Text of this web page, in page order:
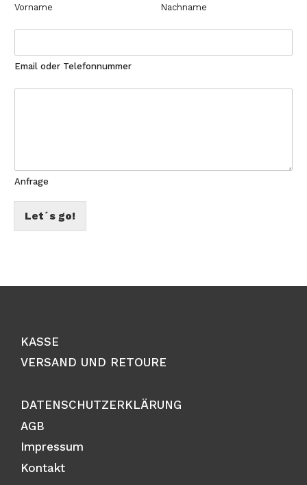
Vorname Nachname
Email oder Telefonnummer
Anfrage
Let´s go!
KASSE
VERSAND UND RETOURE
DATENSCHUTZERKLÄRUNG
AGB
Impressum
Kontakt